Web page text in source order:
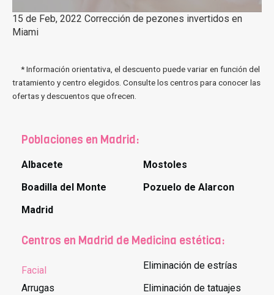
15 de Feb, 2022 Corrección de pezones invertidos en
Miami
* Información orientativa, el descuento puede variar en función del
tratamiento y centro elegidos. Consulte los centros para conocer las
ofertas y descuentos que ofrecen.
Poblaciones en Madrid:
Albacete
Boadilla del Monte
Madrid
Mostoles
Pozuelo de Alarcon
Centros en Madrid de Medicina estética:
Facial
Arrugas
Eliminación de estrías
Eliminación de tatuajes